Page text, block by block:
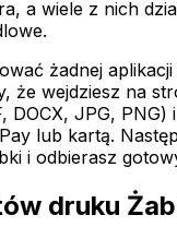
a wiele z nich
żadnej aplikacji
że wejdziesz na
DOCX, JPG, PNG)
lub kartą.
i odbierasz
druku